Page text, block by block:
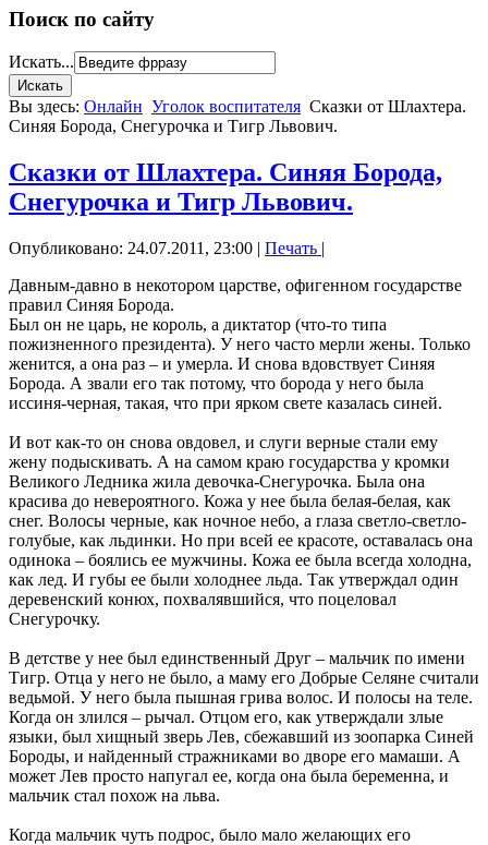
Поиск по сайту
Искать...
Вы здесь: Онлайн Уголок воспитателя Сказки от Шлахтера.
Синяя Борода, Снегурочка и Тигр Львович.
Сказки от Шлахтера. Синяя Борода,
Снегурочка и Тигр Львович.
Опубликовано: 24.07.2011, 23:00 | Печать |
Давным-давно в некотором царстве, офигенном государстве
правил Синяя Борода.
Был он не царь, не король, а диктатор (что-то типа
пожизненного президента). У него часто мерли жены. Только
женится, а она раз – и умерла. И снова вдовствует Синяя
Борода. А звали его так потому, что борода у него была
иссиня-черная, такая, что при ярком свете казалась синей.
И вот как-то он снова овдовел, и слуги верные стали ему
жену подыскивать. А на самом краю государства у кромки
Великого Ледника жила девочка-Снегурочка. Была она
красива до невероятного. Кожа у нее была белая-белая, как
снег. Волосы черные, как ночное небо, а глаза светло-светло-
голубые, как льдинки. Но при всей ее красоте, оставалась она
одинока – боялись ее мужчины. Кожа ее была всегда холодна,
как лед. И губы ее были холоднее льда. Так утверждал один
деревенский конюх, похвалявшийся, что поцеловал
Снегурочку.
В детстве у нее был единственный Друг – мальчик по имени
Тигр. Отца у него не было, а маму его Добрые Селяне считали
ведьмой. У него была пышная грива волос. И полосы на теле.
Когда он злился – рычал. Отцом его, как утверждали злые
языки, был хищный зверь Лев, сбежавший из зоопарка Синей
Бороды, и найденный стражниками во дворе его мамаши. А
может Лев просто напугал ее, когда она была беременна, и
мальчик стал похож на льва.
Когда мальчик чуть подрос, было мало желающих его